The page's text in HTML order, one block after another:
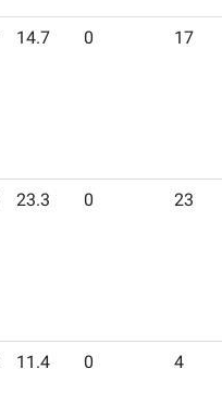
14.7 0 17
23.3 0 23
11.4 0 4